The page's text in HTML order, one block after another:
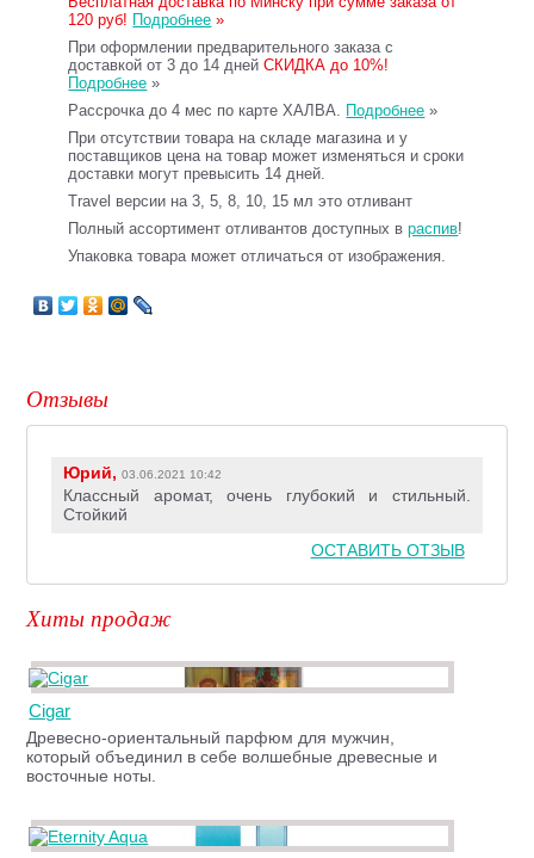
120 руб! Подробнее »
При оформлении предварительного заказа с
доставкой от 3 до 14 днейСКИДКА до 10%!
Подробнее »
Рассрочка до 4 мес по карте ХАЛВА. Подробнее »
При отсутствии товара на складе магазина и у
поставщиков цена на товар может изменяться и сроки
доставки могут превысить 14 дней.
Travel версии на 3, 5, 8, 10, 15 мл это отливант
Полный ассортимент отливантов доступных враспив!
Упаковка товара может отличаться от изображения.
Отзывы
Юрий,03.06.2021 10:42
Классный аромат, очень глубокий и стильный.
Стойкий
ОСТАВИТЬ ОТЗЫВ
Хиты продаж
Cigar
Древесно-ориентальный парфюм для мужчин,
который объединил в себе волшебные древесные и
восточные ноты.